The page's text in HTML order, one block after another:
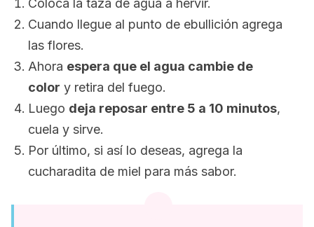
Coloca la taza de agua a hervir.
Cuando llegue al punto de ebullición agrega
las flores.
Ahora espera que el agua cambie de
color y retira del fuego.
Luego deja reposar entre 5 a 10 minutos,
cuela y sirve.
Por último, si así lo deseas, agrega la
cucharadita de miel para más sabor.